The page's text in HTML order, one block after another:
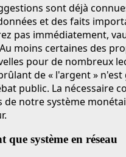
sont déjà
et des faits
pas immédiatement,
moins certaines des
pour de nombreux
de « l'argent » n'est
public. La nécessaire
de notre système
que système en réseau